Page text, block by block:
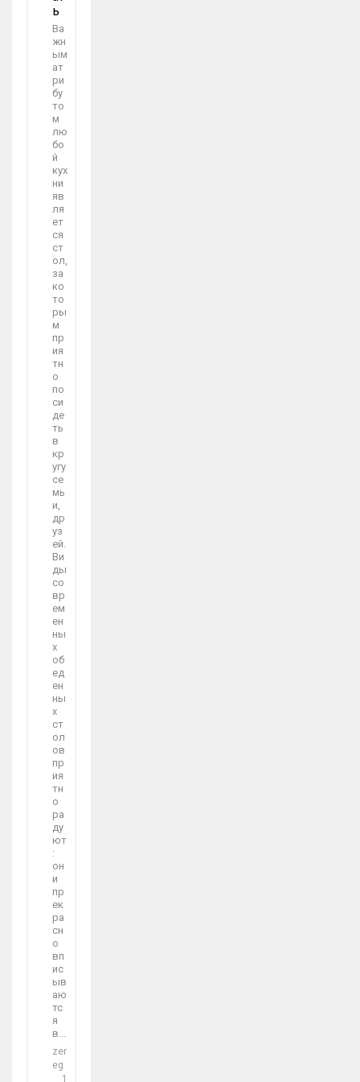
Ь
Ва
жн
ым
ат
ри
бу
то
м
лю
бо
й
кух
ни
яв
ля
ет
ся
ст
ол,
за
ко
то
ры
м
пр
ия
тн
о
по
си
де
ть
в
кр
угу
се
мь
и,
др
уз
ей.
Ви
ды
со
вр
ем
ен
ны
х
об
ед
ен
ны
х
ст
ол
ов
пр
ия
тн
о
ра
ду
ют
:
он
и
пр
ек
ра
сн
о
вп
ис
ыв
аю
тс
я
в...
zer
eg
1